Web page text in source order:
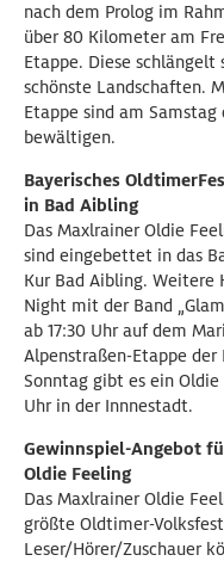
nach dem Prolog im
über 80 Kilometer am
Etappe. Diese
schönste Landschaften.
Etappe sind am
bewältigen.
Bayerisches
in Bad Aibling
Das Maxlrainer Oldie
sind eingebettet in das
Kur Bad Aibling. Weitere
Night mit der Band
ab 17:30 Uhr auf dem
Alpenstraßen-Etappe der
Sonntag gibt es ein
Uhr in der Innnestadt.
Gewinnspiel-Angebot
Oldie Feeling
Das Maxlrainer Oldie
größte Oldtimer-
Leser/Hörer/Zuschauer